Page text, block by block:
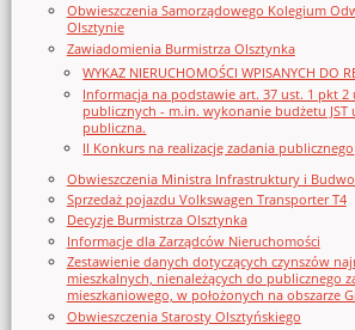
Obwieszczenia Samorządowego Kolegium
Olsztynie
Zawiadomienia Burmistrza Olsztynka
WYKAZ NIERUCHOMOŚCI WPISANYCH DO
Informacja na podstawie art. 37 ust. 1 pkt 2
publicznych - m.in. wykonanie budżetu JST
publiczna.
II Konkurs na realizację zadania publicznego
Obwieszczenia Ministra Infrastruktury i
Sprzedaż pojazdu Volkswagen Transporter T4
Decyzje Burmistrza Olsztynka
Informacje dla Zarządców Nieruchomości
Zestawienie danych dotyczących czynszów
mieszkalnych, nienależących do publicznego
mieszkaniowego, w położonych na obszarze
Obwieszczenia Starosty Olsztyńskiego